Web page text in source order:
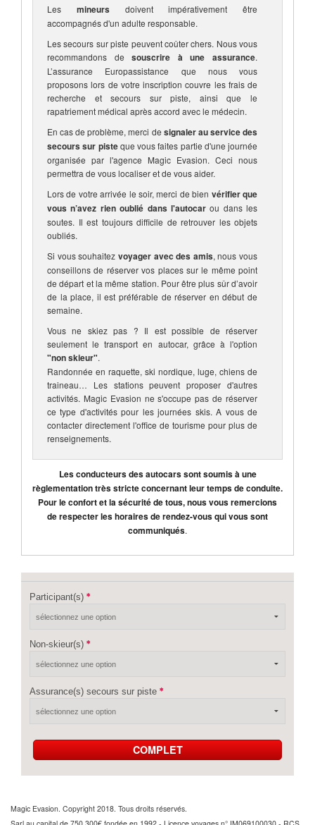
Les mineurs doivent impérativement être
accompagnés d'un adulte responsable.
Les secours sur piste peuvent coûter chers. Nous vous
recommandons desouscrire à une assurance.
L’assurance Europassistance que nous vous
proposons lors de votre inscription couvre les frais de
recherche et secours sur piste, ainsi que le
rapatriement médical après accord avec le médecin.
En cas de problème, merci de signaler au service des
secours sur pisteque vous faites partie d'une journée
organisée par l'agence Magic Evasion. Ceci nous
permettra de vous localiser et de vous aider.
Lors de votre arrivée le soir, merci de bien vérifier que
vous n’avez rien oublié dans l'autocarou dans les
soutes. Il est toujours difficile de retrouver les objets
oubliés.
Si vous souhaitez voyager avec des amis, nous vous
conseillons de réserver vos places sur le même point
de départ et la même station. Pour être plus sûr d’avoir
de la place, il est préférable de réserver en début de
semaine.
Vous ne skiez pas ? Il est possible de réserver
seulement le transport en autocar, grâce à l'option
"non skieur".
Randonnée en raquette, ski nordique, luge, chiens de
traineau… Les stations peuvent proposer d'autres
activités. Magic Evasion ne s'occupe pas de réserver
ce type d'activités pour les journées skis. A vous de
contacter directement l'office de tourisme pour plus de
renseignements.
Les conducteurs des autocars sont soumis à une
règlementation très stricte concernant leur temps de conduite.
Pour le confort et la sécurité de tous, nous vous remercions
de respecter les horaires de rendez-vous qui vous sont
communiqués.
Participant(s)
Non-skieur(s)
Assurance(s) secours sur piste
COMPLET
Magic Evasion. Copyright 2018. Tous droits réservés.